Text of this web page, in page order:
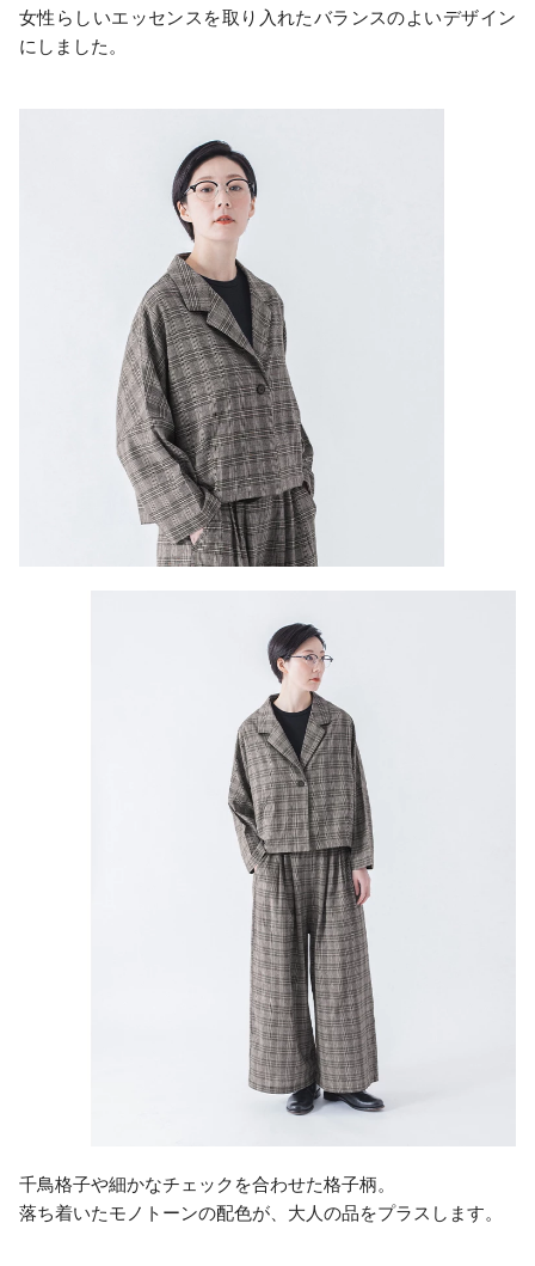
女性らしいエッセンスを取り入れたバランスのよいデザイン
にしました。
千鳥格子や細かなチェックを合わせた格子柄。
落ち着いたモノトーンの配色が、大人の品をプラスします。